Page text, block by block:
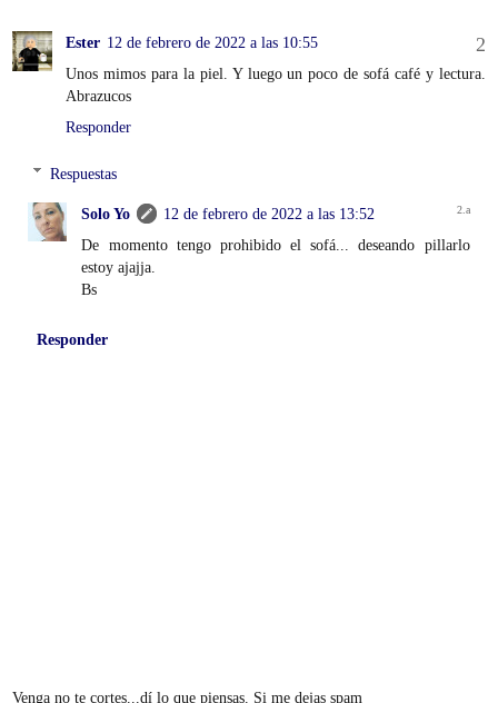
Ester 12 de febrero de 2022 a las 10:55
Unos mimos para la piel. Y luego un poco de sofá café y lectura.
Abrazucos
Responder
Respuestas
Solo Yo
12 de febrero de 2022 a las 13:52
De momento tengo prohibido el sofá... deseando pillarlo
estoy ajajja.
Bs
Responder
Venga no te cortes...dí lo que piensas. Si me dejas spam